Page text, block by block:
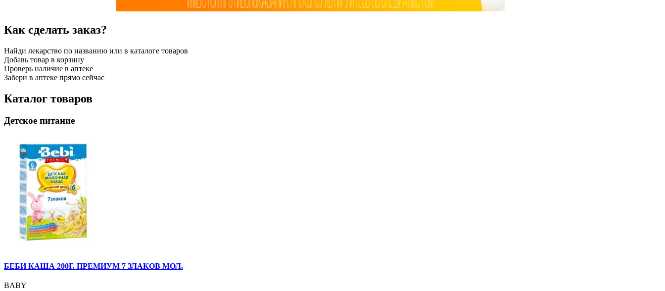
Как сделать заказ?
Найди лекарство по названию или в каталоге товаров
Добавь товар в корзину
Проверь наличие в аптеке
Забери в аптеке прямо сейчас
Каталог товаров
Детское питание
БЕБИ КАША 200Г. ПРЕМИУМ 7 ЗЛАКОВ МОЛ.
BABY